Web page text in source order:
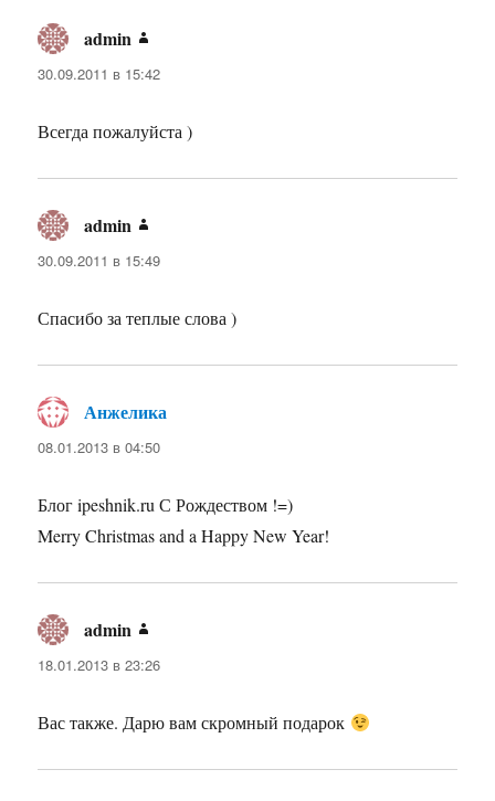
admin
30.09.2011 в 15:42
Всегда пожалуйста )
admin
30.09.2011 в 15:49
Спасибо за теплые слова )
Анжелика
08.01.2013 в 04:50
Блог ipeshnik.ru С Рождеством !=)
Merry Christmas and a Happy New Year!
admin
18.01.2013 в 23:26
Вас также. Дарю вам скромный подарок